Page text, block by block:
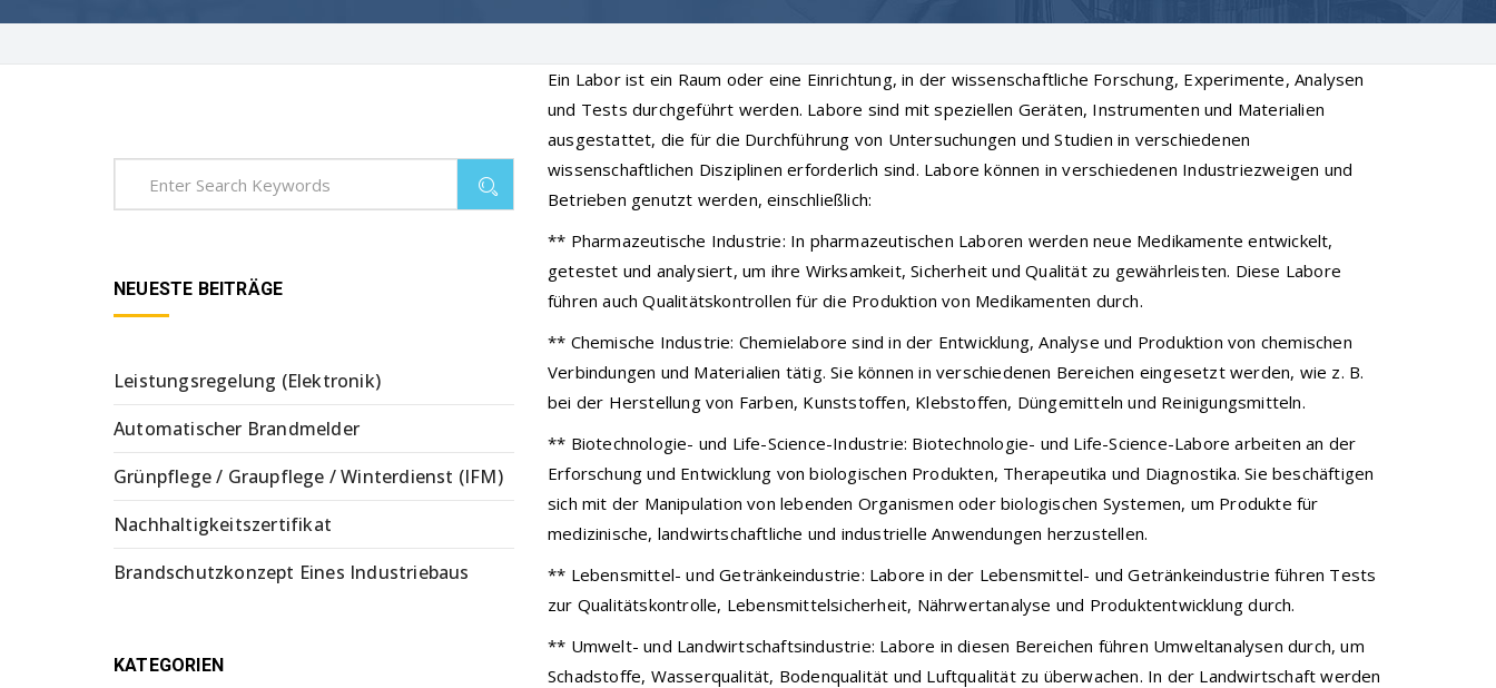
Ein Labor ist ein Raum oder eine Einrichtung, in der wissenschaftliche Forschung, Experimente, Analysen
und Tests durchgeführt werden. Labore sind mit speziellen Geräten, Instrumenten und Materialien
ausgestattet, die für die Durchführung von Untersuchungen und Studien in verschiedenen
wissenschaftlichen Disziplinen erforderlich sind. Labore können in verschiedenen Industriezweigen und
Betrieben genutzt werden, einschließlich:
** Pharmazeutische Industrie: In pharmazeutischen Laboren werden neue Medikamente entwickelt,
getestet und analysiert, um ihre Wirksamkeit, Sicherheit und Qualität zu gewährleisten. Diese Labore
führen auch Qualitätskontrollen für die Produktion von Medikamenten durch.
** Chemische Industrie: Chemielabore sind in der Entwicklung, Analyse und Produktion von chemischen
Verbindungen und Materialien tätig. Sie können in verschiedenen Bereichen eingesetzt werden, wie z. B.
bei der Herstellung von Farben, Kunststoffen, Klebstoffen, Düngemitteln und Reinigungsmitteln.
** Biotechnologie- und Life-Science-Industrie: Biotechnologie- und Life-Science-Labore arbeiten an der
Erforschung und Entwicklung von biologischen Produkten, Therapeutika und Diagnostika. Sie beschäftigen
sich mit der Manipulation von lebenden Organismen oder biologischen Systemen, um Produkte für
medizinische, landwirtschaftliche und industrielle Anwendungen herzustellen.
** Lebensmittel- und Getränkeindustrie: Labore in der Lebensmittel- und Getränkeindustrie führen Tests
zur Qualitätskontrolle, Lebensmittelsicherheit, Nährwertanalyse und Produktentwicklung durch.
** Umwelt- und Landwirtschaftsindustrie: Labore in diesen Bereichen führen Umweltanalysen durch, um
Schadstoffe, Wasserqualität, Bodenqualität und Luftqualität zu überwachen. In der Landwirtschaft werden
NEUESTE BEITRÄGE
Leistungsregelung (Elektronik)
Automatischer Brandmelder
Grünpflege / Graupflege / Winterdienst (IFM)
Nachhaltigkeitszertifikat
Brandschutzkonzept Eines Industriebaus
KATEGORIEN